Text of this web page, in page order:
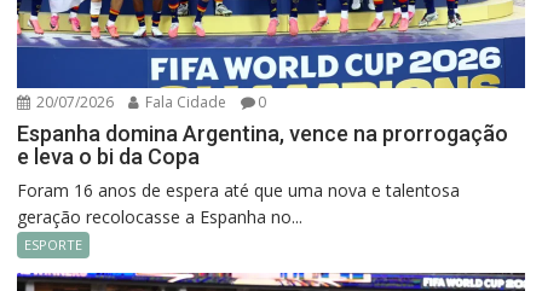
20/07/2026 Fala Cidade 0
Espanha domina Argentina, vence na prorrogação
e leva o bi da Copa
Foram 16 anos de espera até que uma nova e talentosa
geração recolocasse a Espanha no...
ESPORTE